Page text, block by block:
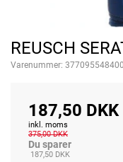
REUSCH
Varenummer:
187,50 DKK
inkl. moms
375,00 DKK
Du sparer
187,50 DKK